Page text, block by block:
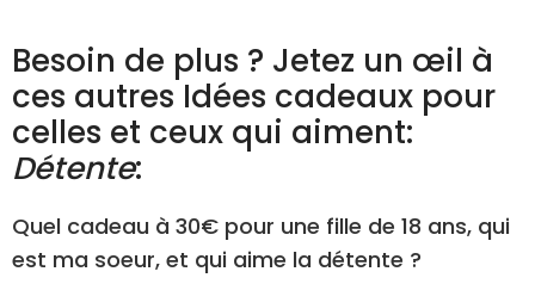
Besoin de plus ? Jetez un œil à
ces autres Idées cadeaux pour
celles et ceux qui aiment:
Détente:
Quel cadeau à 30€ pour une fille de 18 ans, qui
est ma soeur, et qui aime la détente ?